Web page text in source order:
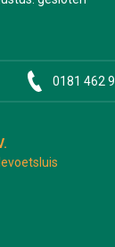
0181 462